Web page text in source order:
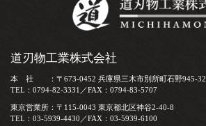
道刃物工業株式会社
本 社 ：〒673-0452 兵庫県三木市別所町石野945-32
TEL：0794-82-3331／FAX：0794-83-5707
東京営業所：〒115-0043 東京都北区神谷2-40-8
TEL：03-5939-4430／FAX：03-5939-6100